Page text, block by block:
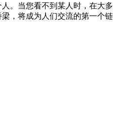
当您看不到某人时，在大
将成为人们交流的第一个